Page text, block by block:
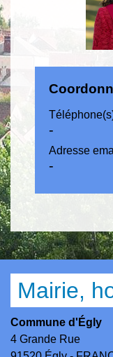
-
Adresse
-
Mairie,
Commune d'Égly
4 Grande Rue